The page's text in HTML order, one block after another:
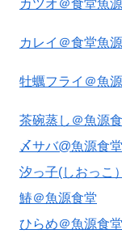
カツオ＠食堂魚源
カレイ＠食堂魚源
牡蠣フライ＠魚
茶碗蒸し＠魚源
〆サバ@魚源食堂
汐っ子(しおっこ
鰆＠魚源食堂
ひらめ＠魚源食堂